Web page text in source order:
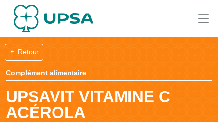
Retour
Complément alimentaire
UPSAVIT VITAMINE C
ACÉROLA